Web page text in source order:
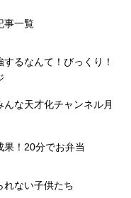
事一覧
るなんて！びっくり！
んな天才化チャンネル月
果！20分でお弁当
れない子供たち